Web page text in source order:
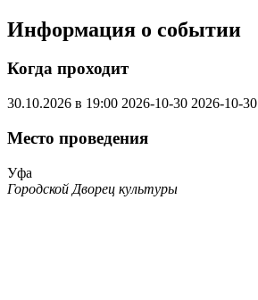
Информация о событии
Когда проходит
30.10.2026 в 19:00 2026-10-30 2026-10-30
Место проведения
Уфа
Городской Дворец культуры